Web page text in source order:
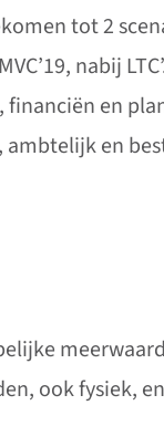
tot 2
nabij
en
ambtelijk en
ook fysiek,